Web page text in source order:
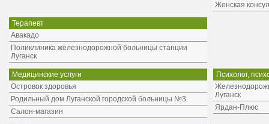
Женская
Терапевт
Авакадо
Поликлиника железнодорожной больницы станции
Луганск
Медицинские услуги
Островок здоровья
Родильный дом Луганской городской больницы №3
Салон-магазин
Психолог,
Луганск
Ярдан-Плюс